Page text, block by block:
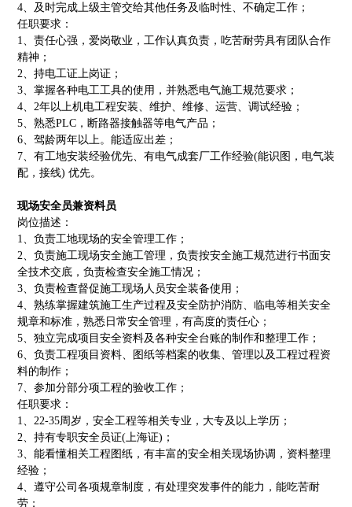
4、 及时完成上级主管交给其他任务及临时性、不确定工作；
任职要求：
1
责任心强，爱岗敬业，工作认真负责，吃苦耐劳具有团队合作
精神；
2
持电工证上岗证；
3、 掌握各种电工工具的使用，并熟悉电气施工规范要求；
4、 2年以上机电工程安装、维护、维修、运营、调试经验；
5、 熟悉PLC，断路器接触器等电气产品；
6、 驾龄两年以上。能适应出差；
7、 有工地安装经验优先、有电气成套厂工作经验(能识图，电气装
配，接线) 优先。
现场安全员兼资料员
岗位描述：
1
负责工地现场的安全管理工作；
2
负责施工现场安全施工管理，负责按安全施工规范进行书面安
全技术交底，负责检查安全施工情况；
3、 负责检查督促施工现场人员安全装备使用；
4、 熟练掌握建筑施工生产过程及安全防护消防、临电等相关安全
规章和标准，熟悉日常安全管理，有高度的责任心；
5、 独立完成项目安全资料及各种安全台账的制作和整理工作；
6、 负责工程项目资料、图纸等档案的收集、管理以及工程过程资
料的制作；
7、 参加分部分项工程的验收工作；
任职要求：
1
22-35周岁，安全工程等相关专业，大专及以上学历；
2
持有专职安全员证(上海证) ；
3、 能看懂相关工程图纸，有丰富的安全相关现场协调，资料整理
经验；
4、 遵守公司各项规章制度，有处理突发事件的能力，能吃苦耐
劳；